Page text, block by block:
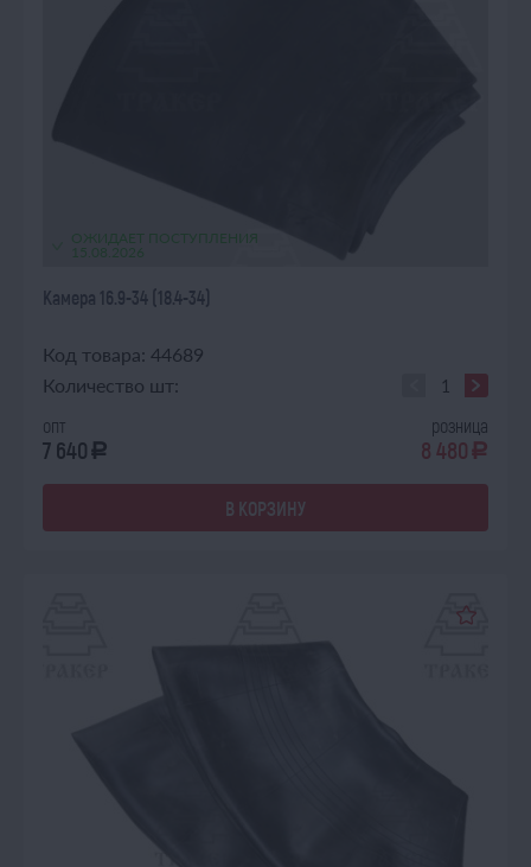
ОЖИДАЕТ ПОСТУПЛЕНИЯ
15.08.2026
Камера 16.9-34 (18.4-34)
Код товара: 44689
Количество шт:
опт
7 640 a
розница
8 480 a
В КОРЗИНУ